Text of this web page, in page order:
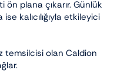
plana çıkarır. Günlük
kalıcılığıyla etkileyici
temsilcisi olan Caldion